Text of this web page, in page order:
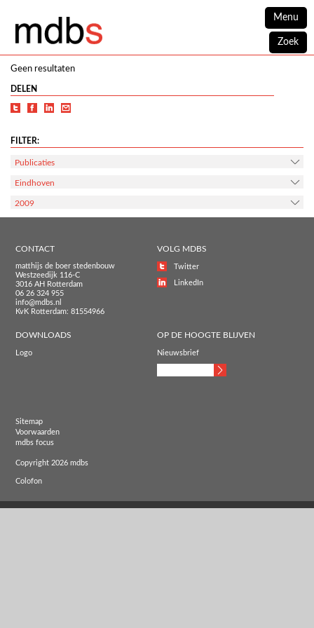
Menu
Zoek
Geen resultaten
DELEN
FILTER:
Publicaties
Eindhoven
2009
CONTACT
matthijs de boer stedenbouw
Westzeedijk 116-C
3016 AH Rotterdam
06 26 324 955
info@mdbs.nl
KvK Rotterdam: 81554966
VOLG MDBS
Twitter
LinkedIn
DOWNLOADS
Logo
OP DE HOOGTE BLIJVEN
Nieuwsbrief
Sitemap
Voorwaarden
mdbs focus
Copyright 2026 mdbs
Colofon